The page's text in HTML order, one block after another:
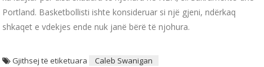
Portland. Basketbollisti ishte konsideruar si një gjeni, ndërkaq
shkaqet e vdekjes ende nuk janë bërë të njohura.
Gjithsej të etiketuara Caleb Swanigan